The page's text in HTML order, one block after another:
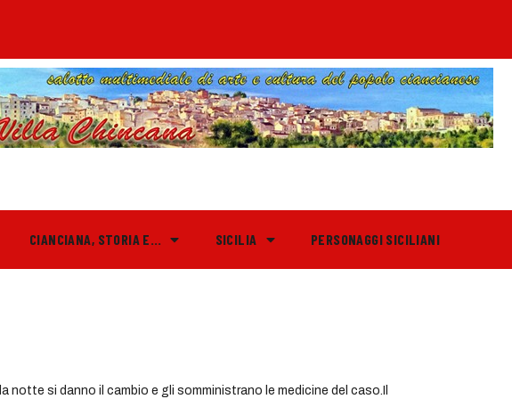
CIANCIANA, STORIA E… SICILIA PERSONAGGI SICILIANI
si danno il cambio e gli somministrano le medicine del caso.Il